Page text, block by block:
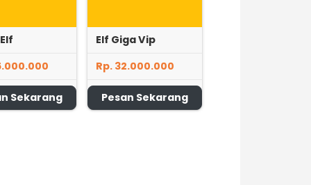
Sekarang
Elf Giga Vip
Rp. 32.000.000
Pesan Sekarang